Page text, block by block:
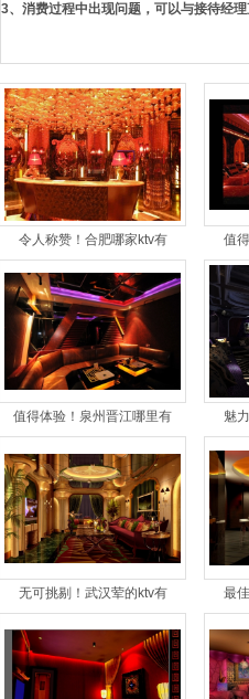
令人称赞！合肥哪家ktv有 值
值得体验！泉州晋江哪里有 魅
无可挑剔！武汉荤的ktv有 最
3、消费过程中出现问题，可以与接待经